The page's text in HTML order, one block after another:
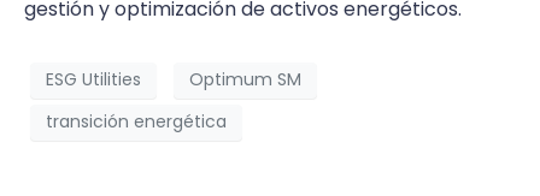
gestión y optimización de activos energéticos.
ESG Utilities
Optimum SM
transición energética